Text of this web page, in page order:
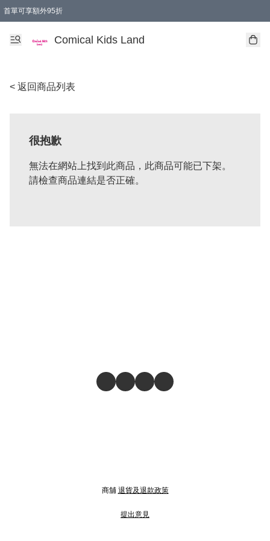
首單可享額外95折
Comical Kids Land
< 返回商品列表
很抱歉
無法在網站上找到此商品，此商品可能已下架。
請檢查商品連結是否正確。
商舖 退貨及退款政策
提出意見